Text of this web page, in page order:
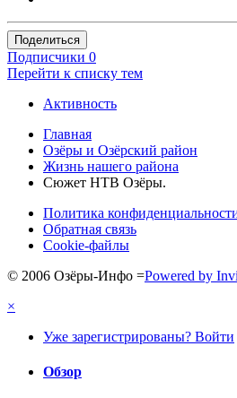
Поделиться
Подписчики 0
Перейти к списку тем
Активность
Главная
Озёры и Озёрский район
Жизнь нашего района
Сюжет НТВ Озёры.
Политика
Обратная связь
Cookie-файлы
© 2006 Озёры-Инфо =Powered by
×
Уже зарегистрированы? Войти
Обзор